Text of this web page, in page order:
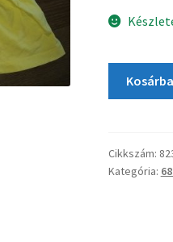
Cikkszám:
Kategória: